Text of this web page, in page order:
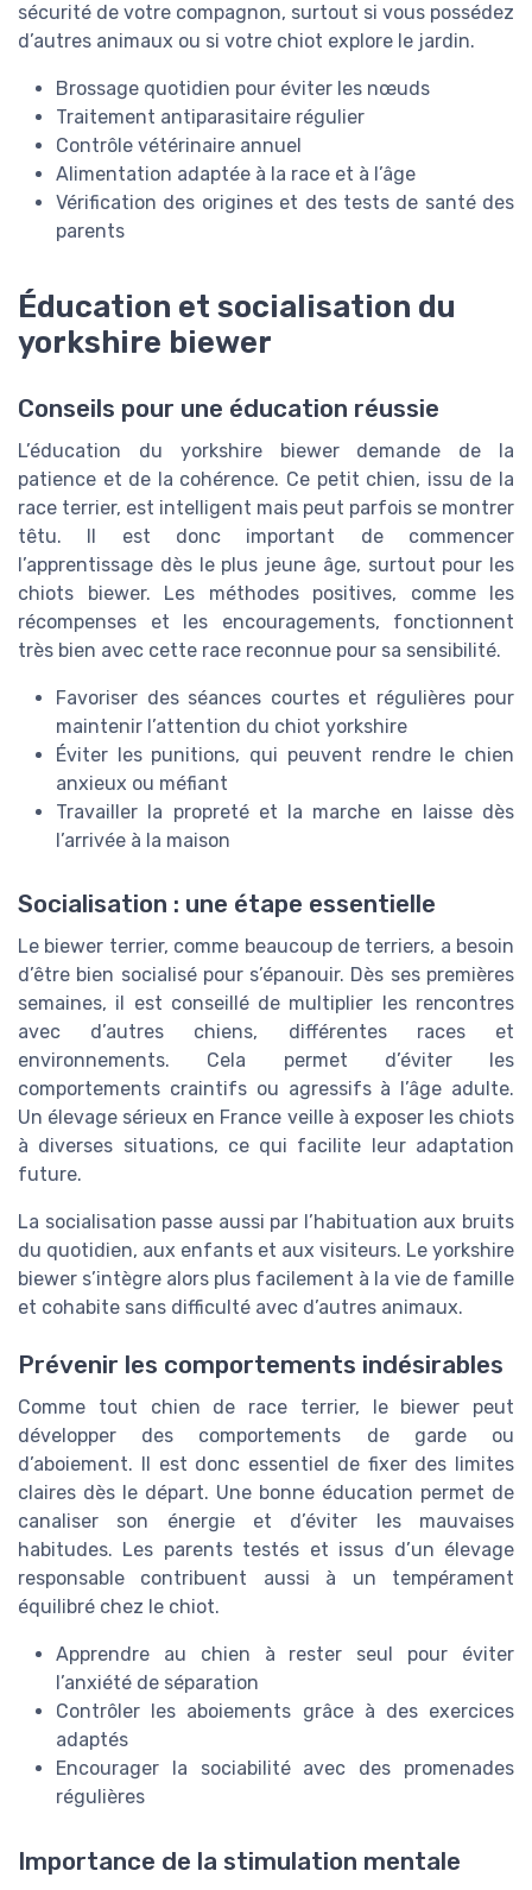
sécurité de votre compagnon, surtout si vous possédez
d’autres animaux ou si votre chiot explore le jardin.
Brossage quotidien pour éviter les nœuds
Traitement antiparasitaire régulier
Contrôle vétérinaire annuel
Alimentation adaptée à la race et à l’âge
Vérification des origines et des tests de santé des
parents
Éducation et socialisation du
yorkshire biewer
Conseils pour une éducation réussie
L’éducation du yorkshire biewer demande de la
patience et de la cohérence. Ce petit chien, issu de la
race terrier, est intelligent mais peut parfois se montrer
têtu. Il est donc important de commencer
l’apprentissage dès le plus jeune âge, surtout pour les
chiots biewer. Les méthodes positives, comme les
récompenses et les encouragements, fonctionnent
très bien avec cette race reconnue pour sa sensibilité.
Favoriser des séances courtes et régulières pour
maintenir l’attention du chiot yorkshire
Éviter les punitions, qui peuvent rendre le chien
anxieux ou méfiant
Travailler la propreté et la marche en laisse dès
l’arrivée à la maison
Socialisation : une étape essentielle
Le biewer terrier, comme beaucoup de terriers, a besoin
d’être bien socialisé pour s’épanouir. Dès ses premières
semaines, il est conseillé de multiplier les rencontres
avec d’autres chiens, différentes races et
environnements. Cela permet d’éviter les
comportements craintifs ou agressifs à l’âge adulte.
Un élevage sérieux en France veille à exposer les chiots
à diverses situations, ce qui facilite leur adaptation
future.
La socialisation passe aussi par l’habituation aux bruits
du quotidien, aux enfants et aux visiteurs. Le yorkshire
biewer s’intègre alors plus facilement à la vie de famille
et cohabite sans difficulté avec d’autres animaux.
Prévenir les comportements indésirables
Comme tout chien de race terrier, le biewer peut
développer des comportements de garde ou
d’aboiement. Il est donc essentiel de fixer des limites
claires dès le départ. Une bonne éducation permet de
canaliser son énergie et d’éviter les mauvaises
habitudes. Les parents testés et issus d’un élevage
responsable contribuent aussi à un tempérament
équilibré chez le chiot.
Apprendre au chien à rester seul pour éviter
l’anxiété de séparation
Contrôler les aboiements grâce à des exercices
adaptés
Encourager la sociabilité avec des promenades
régulières
Importance de la stimulation mentale